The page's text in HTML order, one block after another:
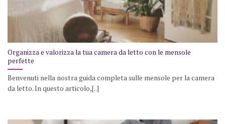
Organizza e valorizza la tua camera da letto con le mensole
perfette
Benvenuti nella nostra guida completa sulle mensole per la camera
da letto. In questo articolo,[..]